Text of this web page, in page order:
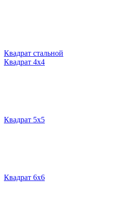
Квадрат стальной
Квадрат 4х4
Квадрат 5х5
Квадрат 6х6